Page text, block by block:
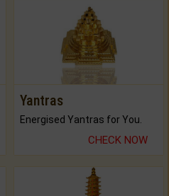
Yantras
Energised Yantras for You.
CHECK NOW